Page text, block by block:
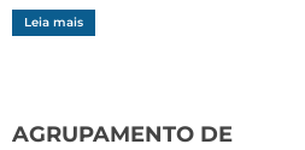
Leia mais
AGRUPAMENTO DE